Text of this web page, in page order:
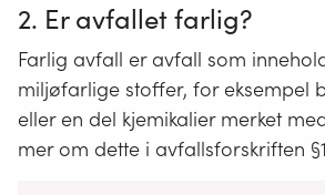
2. Er avfallet farlig?
Farlig avfall er avfall som
miljøfarlige stoffer, for eksempel
eller en del kjemikalier merket
mer om dette i avfallsforskriften